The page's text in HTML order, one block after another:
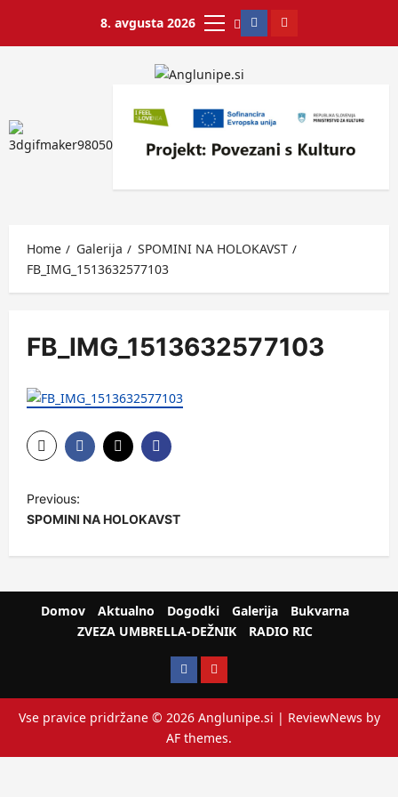
8. avgusta 2026
Home Galerija
SPOMINI NA HOLOKAVST
FB_IMG_1513632577103
FB_IMG_1513632577103
Previous:
SPOMINI NA HOLOKAVST
Domov Aktualno Dogodki Galerija
Bukvarna
ZVEZA UMBRELLA-DEŽNIK
RADIO RIC
Vse pravice pridržane © 2026 Anglunipe.si | ReviewNews by
AF themes.